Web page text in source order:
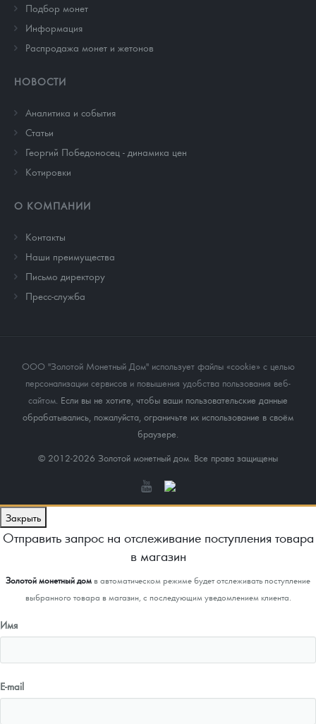
Подбор монет
Информация
Распродажа монет и жетонов
НОВОСТИ
Аналитика и события
Cтатьи
Георгий Победоносец - динамика цен
Котировки
О КОМПАНИИ
Контакты
Наши преимущества
Письмо директору
Пресс-служба
ООО "Золотой Монетный Дом" использует файлы «cookie» с целью
персонализации сервисов и повышения удобства пользования веб-
сайтом . Если вы не хотите, чтобы ваши пользовательские данные
обрабатывались, пожалуйста, ограничьте их использование в своём
браузере.
© 2012-2026 Золотой монетный дом. Все права защищены
Закрыть
Отправить запрос на отслеживание поступления товара
в магазин
Золотой монетный домв автоматическом режиме будет отслеживать поступление
выбранного товара в магазин, с последующим уведомлением клиента.
Имя
E-mail